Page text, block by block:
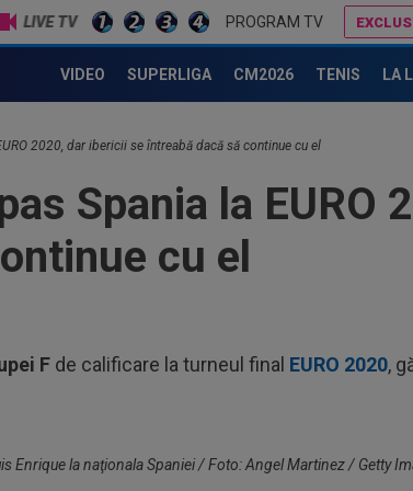
LIVE TV PROGRAM TV
VIDEO SUPERLIGA CM2026 TENIS LA
2020, dar ibericii se întreabă dacă să continue cu el
Spania la EURO
cu el
F de calificare la turneul final EURO 2020,
Enrique la naţionala Spaniei / Foto: Angel Martinez / Getty